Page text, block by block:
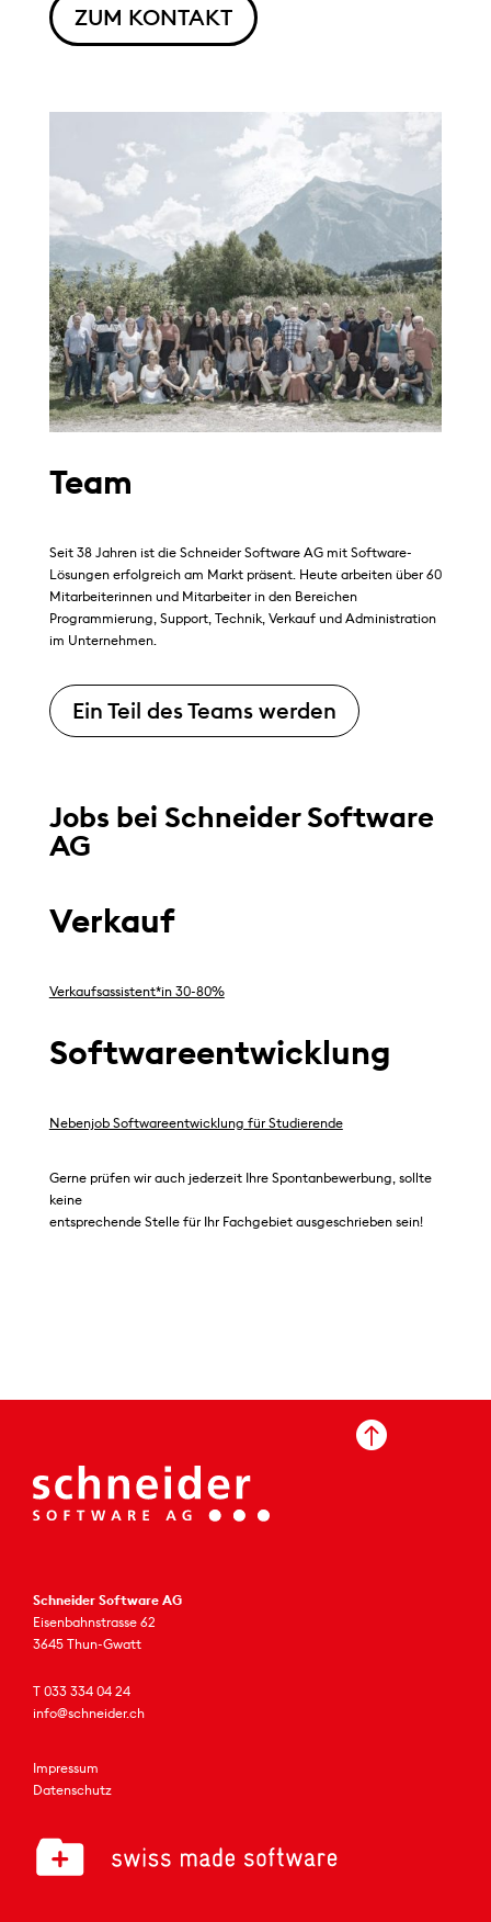
ZUM KONTAKT
Team
Seit 38 Jahren ist die Schneider Software AG mit Software-
Lösungen erfolgreich am Markt präsent. Heute arbeiten über 60
Mitarbeiterinnen und Mitarbeiter in den Bereichen
Programmierung, Support, Technik, Verkauf und Administration
im Unternehmen.
Ein Teil des Teams werden
Jobs bei Schneider Software
AG
Verkauf
Verkaufsassistent*in 30-80%
Softwareentwicklung
Nebenjob Softwareentwicklung für Studierende
Gerne prüfen wir auch jederzeit Ihre Spontanbewerbung, sollte
keine
entsprechende Stelle für Ihr Fachgebiet ausgeschrieben sein!
Schneider Software AG
Eisenbahnstrasse 62
3645 Thun-Gwatt
T 033 334 04 24
info@schneider.ch
Impressum
Datenschutz
